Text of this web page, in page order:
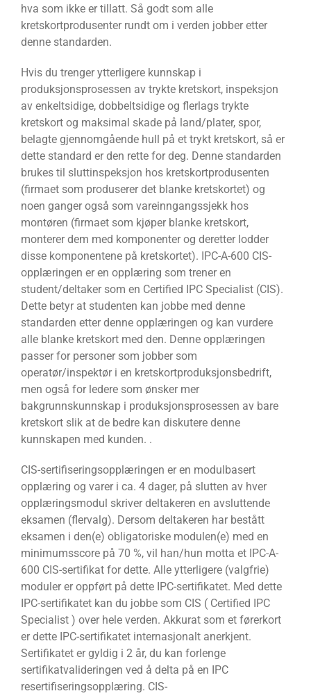
hva som ikke er tillatt. Så godt som alle
kretskortprodusenter rundt om i verden jobber etter
denne standarden.
Hvis du trenger ytterligere kunnskap i
produksjonsprosessen av trykte kretskort, inspeksjon
av enkeltsidige, dobbeltsidige og flerlags trykte
kretskort og maksimal skade på land/plater, spor,
belagte gjennomgående hull på et trykt kretskort, så er
dette standard er den rette for deg. Denne standarden
brukes til sluttinspeksjon hos kretskortprodusenten
(firmaet som produserer det blanke kretskortet) og
noen ganger også som vareinngangssjekk hos
montøren (firmaet som kjøper blanke kretskort,
monterer dem med komponenter og deretter lodder
disse komponentene på kretskortet). IPC-A-600 CIS-
opplæringen er en opplæring som trener en
student/deltaker som en Certified IPC Specialist (CIS).
Dette betyr at studenten kan jobbe med denne
standarden etter denne opplæringen og kan vurdere
alle blanke kretskort med den. Denne opplæringen
passer for personer som jobber som
operatør/inspektør i en kretskortproduksjonsbedrift,
men også for ledere som ønsker mer
bakgrunnskunnskap i produksjonsprosessen av bare
kretskort slik at de bedre kan diskutere denne
kunnskapen med kunden. .
CIS-sertifiseringsopplæringen er en modulbasert
opplæring og varer i ca. 4 dager, på slutten av hver
opplæringsmodul skriver deltakeren en avsluttende
eksamen (flervalg). Dersom deltakeren har bestått
eksamen i den(e) obligatoriske modulen(e) med en
minimumsscore på 70 %, vil han/hun motta et IPC-A-
600 CIS-sertifikat for dette. Alle ytterligere (valgfrie)
moduler er oppført på dette IPC-sertifikatet. Med dette
IPC-sertifikatet kan du jobbe som CIS ( Certified IPC
Specialist ) over hele verden. Akkurat som et førerkort
er dette IPC-sertifikatet internasjonalt anerkjent.
Sertifikatet er gyldig i 2 år, du kan forlenge
sertifikatvalideringen ved å delta på en IPC
resertifiseringsopplæring. CIS-